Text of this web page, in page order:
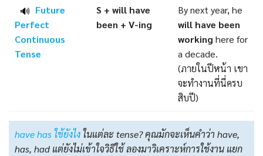
🔊 Future
Perfect
Continuous
Tense
S + will have
been + V-ing
By next year, he
will have been
working here for
a decade.
(ภายในปีหน้า เขา
จะทำงานที่นี่ครบ
สิบปี)
have has ใช้ยังไงในแต่ละ tense? คุณมักจะเห็นคำว่า have,
has, had แต่ยังไม่เข้าใจวิธีใช้ ลองมาวิเคราะห์การใช้งาน แยก